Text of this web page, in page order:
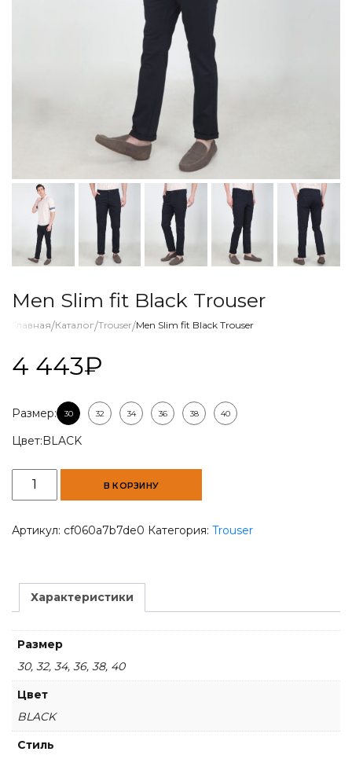
Men Slim fit Black Trouser
Главная/Каталог/Trouser/Men Slim fit Black Trouser
4 443₽
Размер: 30 32 34 36 38 40
Цвет: BLACK
Количество
товара
Slim
В КОРЗИНУ
Артикул: cf060a7b7de0 Категория: Trouser
Характеристики
Размер
30, 32, 34, 36, 38, 40
Цвет
BLACK
Стиль